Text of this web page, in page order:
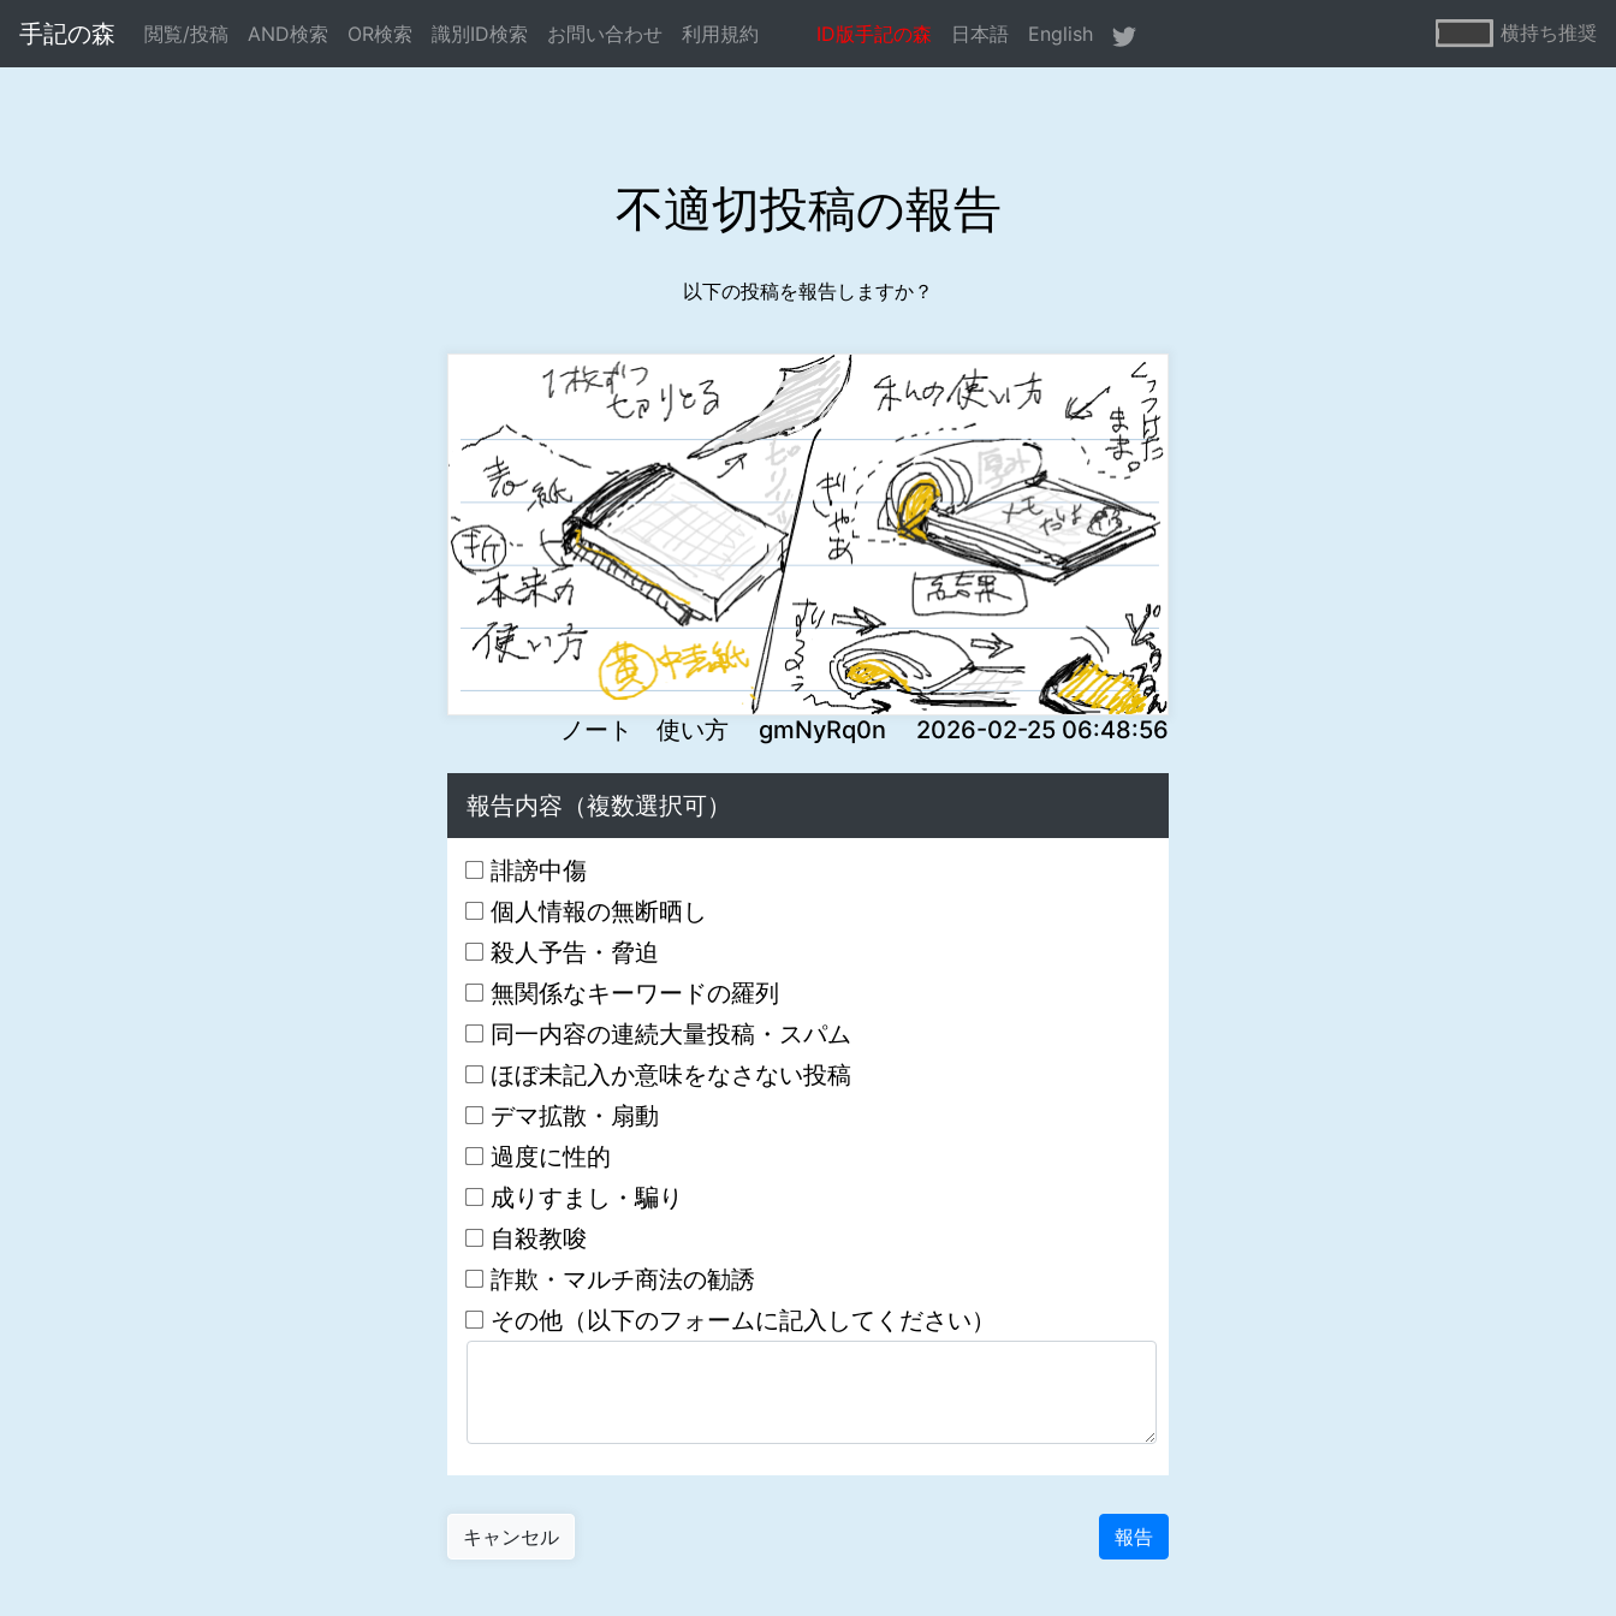
Warning: Undefined array key "error" in/home/xs695261/bocste.com/public_html/syuki-mori/reportconf.php on line 80
手記の森 閲覧/投稿 AND検索 OR検索 識別ID検索 お問い合わせ 利用規約 ID版手記の森 日本語 English 横持ち推奨
不適切投稿の報告
以下の投稿を報告しますか？
ノート 使い方 gmNyRq0n 2026-02-25 06:48:56
報告内容（複数選択可）
誹謗中傷
個人情報の無断晒し
殺人予告・脅迫
無関係なキーワードの羅列
同一内容の連続大量投稿・スパム
ほぼ未記入か意味をなさない投稿
デマ拡散・扇動
過度に性的
成りすまし・騙り
自殺教唆
詐欺・マルチ商法の勧誘
その他（以下のフォームに記入してください）